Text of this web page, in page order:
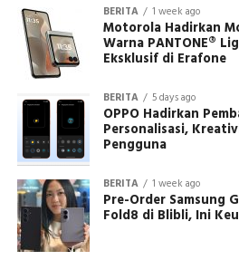
BERITA 1 week ago
Motorola Hadirkan
Warna PANTONE®
Eksklusif di Erafone
BERITA 5 days ago
OPPO Hadirkan
Personalisasi,
Pengguna
BERITA 1 week ago
Pre-Order Samsung
Fold8 di Blibli, Ini